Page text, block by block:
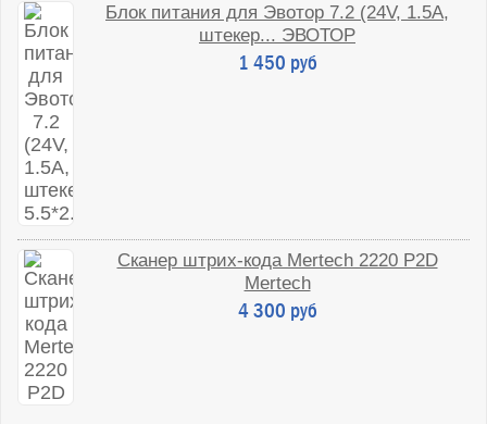
Блок питания для Эвотор 7.2 (24V, 1.5A,
штекер... ЭВОТОР
1 450 руб
Сканер штрих-кода Mertech 2220 P2D
Mertech
4 300 руб